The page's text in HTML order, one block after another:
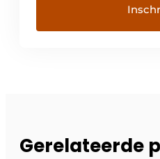
Gerelateerde